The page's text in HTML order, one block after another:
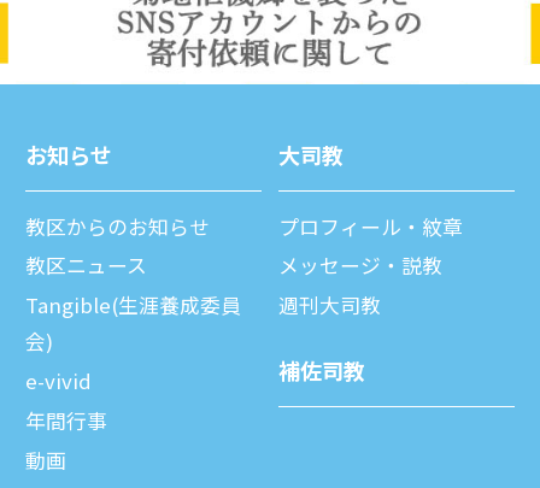
お知らせ
教区からのお知らせ
教区ニュース
Tangible(生涯養成委員
会)
e-vivid
年間⾏事
動画
⼤司教
プロフィール・紋章
メッセージ・説教
週刊⼤司教
補佐司教